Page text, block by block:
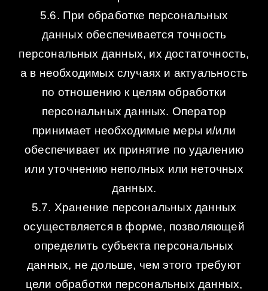
5.6. При обработке персональных
данных обеспечивается точность
персональных данных, их достаточность,
а в необходимых случаях и актуальность
по отношению к целям обработки
персональных данных. Оператор
принимает необходимые меры и/или
обеспечивает их принятие по удалению
или уточнению неполных или неточных
данных.
5.7. Хранение персональных данных
осуществляется в форме, позволяющей
определить субъекта персональных
данных, не дольше, чем этого требуют
цели обработки персональных данных,